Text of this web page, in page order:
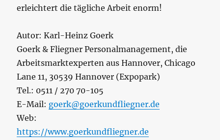
erleichtert die tägliche Arbeit enorm!
Autor: Karl-Heinz Goerk
Goerk & Fliegner Personalmanagement, die
Arbeitsmarktexperten aus Hannover, Chicago
Lane 11, 30539 Hannover (Expopark)
Tel.: 0511 / 270 70-105
E-Mail: goerk@goerkundfliegner.de
Web:
https://www.goerkundfliegner.de